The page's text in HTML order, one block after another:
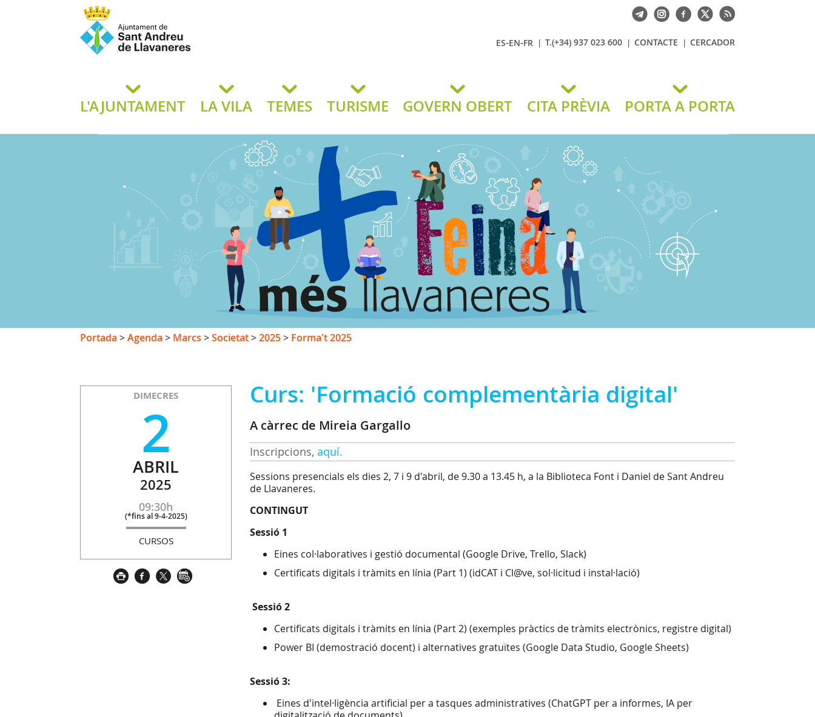
de Llavaneres
ES-EN-FR T.(+34) 937 023 600 CONTACTE CERCADOR
L'AJUNTAMENT LA VILA TEMES TURISME GOVERN OBERT CITA PRÈVIA PORTA A PORTA
Portada >Agenda > Marcs >Societat>2025> Forma't 2025
DIMECRES
2
ABRIL
2025
09:30h
(*fins al 9-4-2025)
CURSOS
Curs: 'Formació complementària digital'
A càrrec de Mireia Gargallo
Inscripcions, aquí.
Sessions presencials els dies 2, 7 i 9 d'abril, de 9.30 a 13.45 h, a la Biblioteca Font i Daniel de Sant Andreu
de Llavaneres.
CONTINGUT
Sessió 1
Eines col·laboratives i gestió documental (Google Drive, Trello, Slack)
Certificats digitals i tràmits en línia (Part 1) (idCAT i Cl@ve, sol·licitud i instal·lació)
Sessió 2
Certificats digitals i tràmits en línia (Part 2) (exemples pràctics de tràmits electrònics, registre digital)
Power BI (demostració docent) i alternatives gratuïtes (Google Data Studio, Google Sheets)
Sessió 3:
Eines d'intel·ligència artificial per a tasques administratives (ChatGPT per a informes, IA per